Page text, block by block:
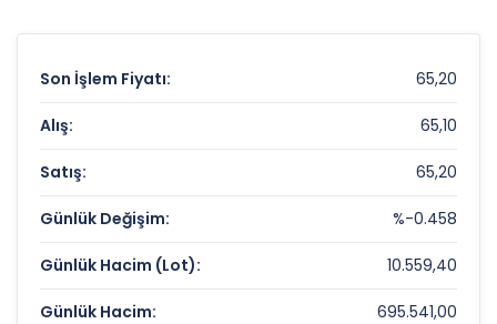
Son İşlem Fiyatı: 65,20
Alış: 65,10
Satış: 65,20
Günlük Değişim: %-0.458
Günlük Hacim (Lot): 10.559,40
Günlük Hacim: 695.541,00